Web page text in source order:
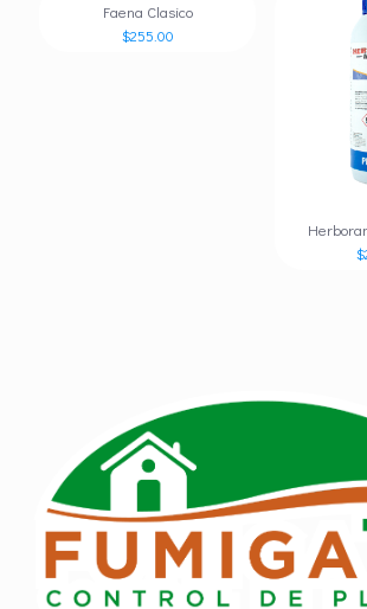
Faena Clasico
$255.00
$